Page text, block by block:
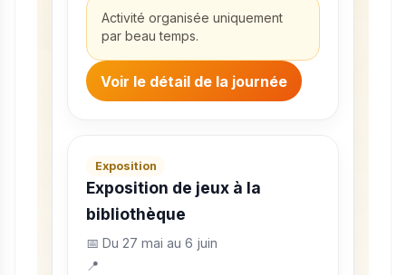
Activité organisée uniquement
par beau temps.
Voir le détail de la journée
Exposition
Exposition de jeux à la
bibliothèque
📅 Du 27 mai au 6 juin
📍